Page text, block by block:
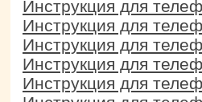
Инструкция для
Инструкция для
Инструкция для
Инструкция для
Инструкция для